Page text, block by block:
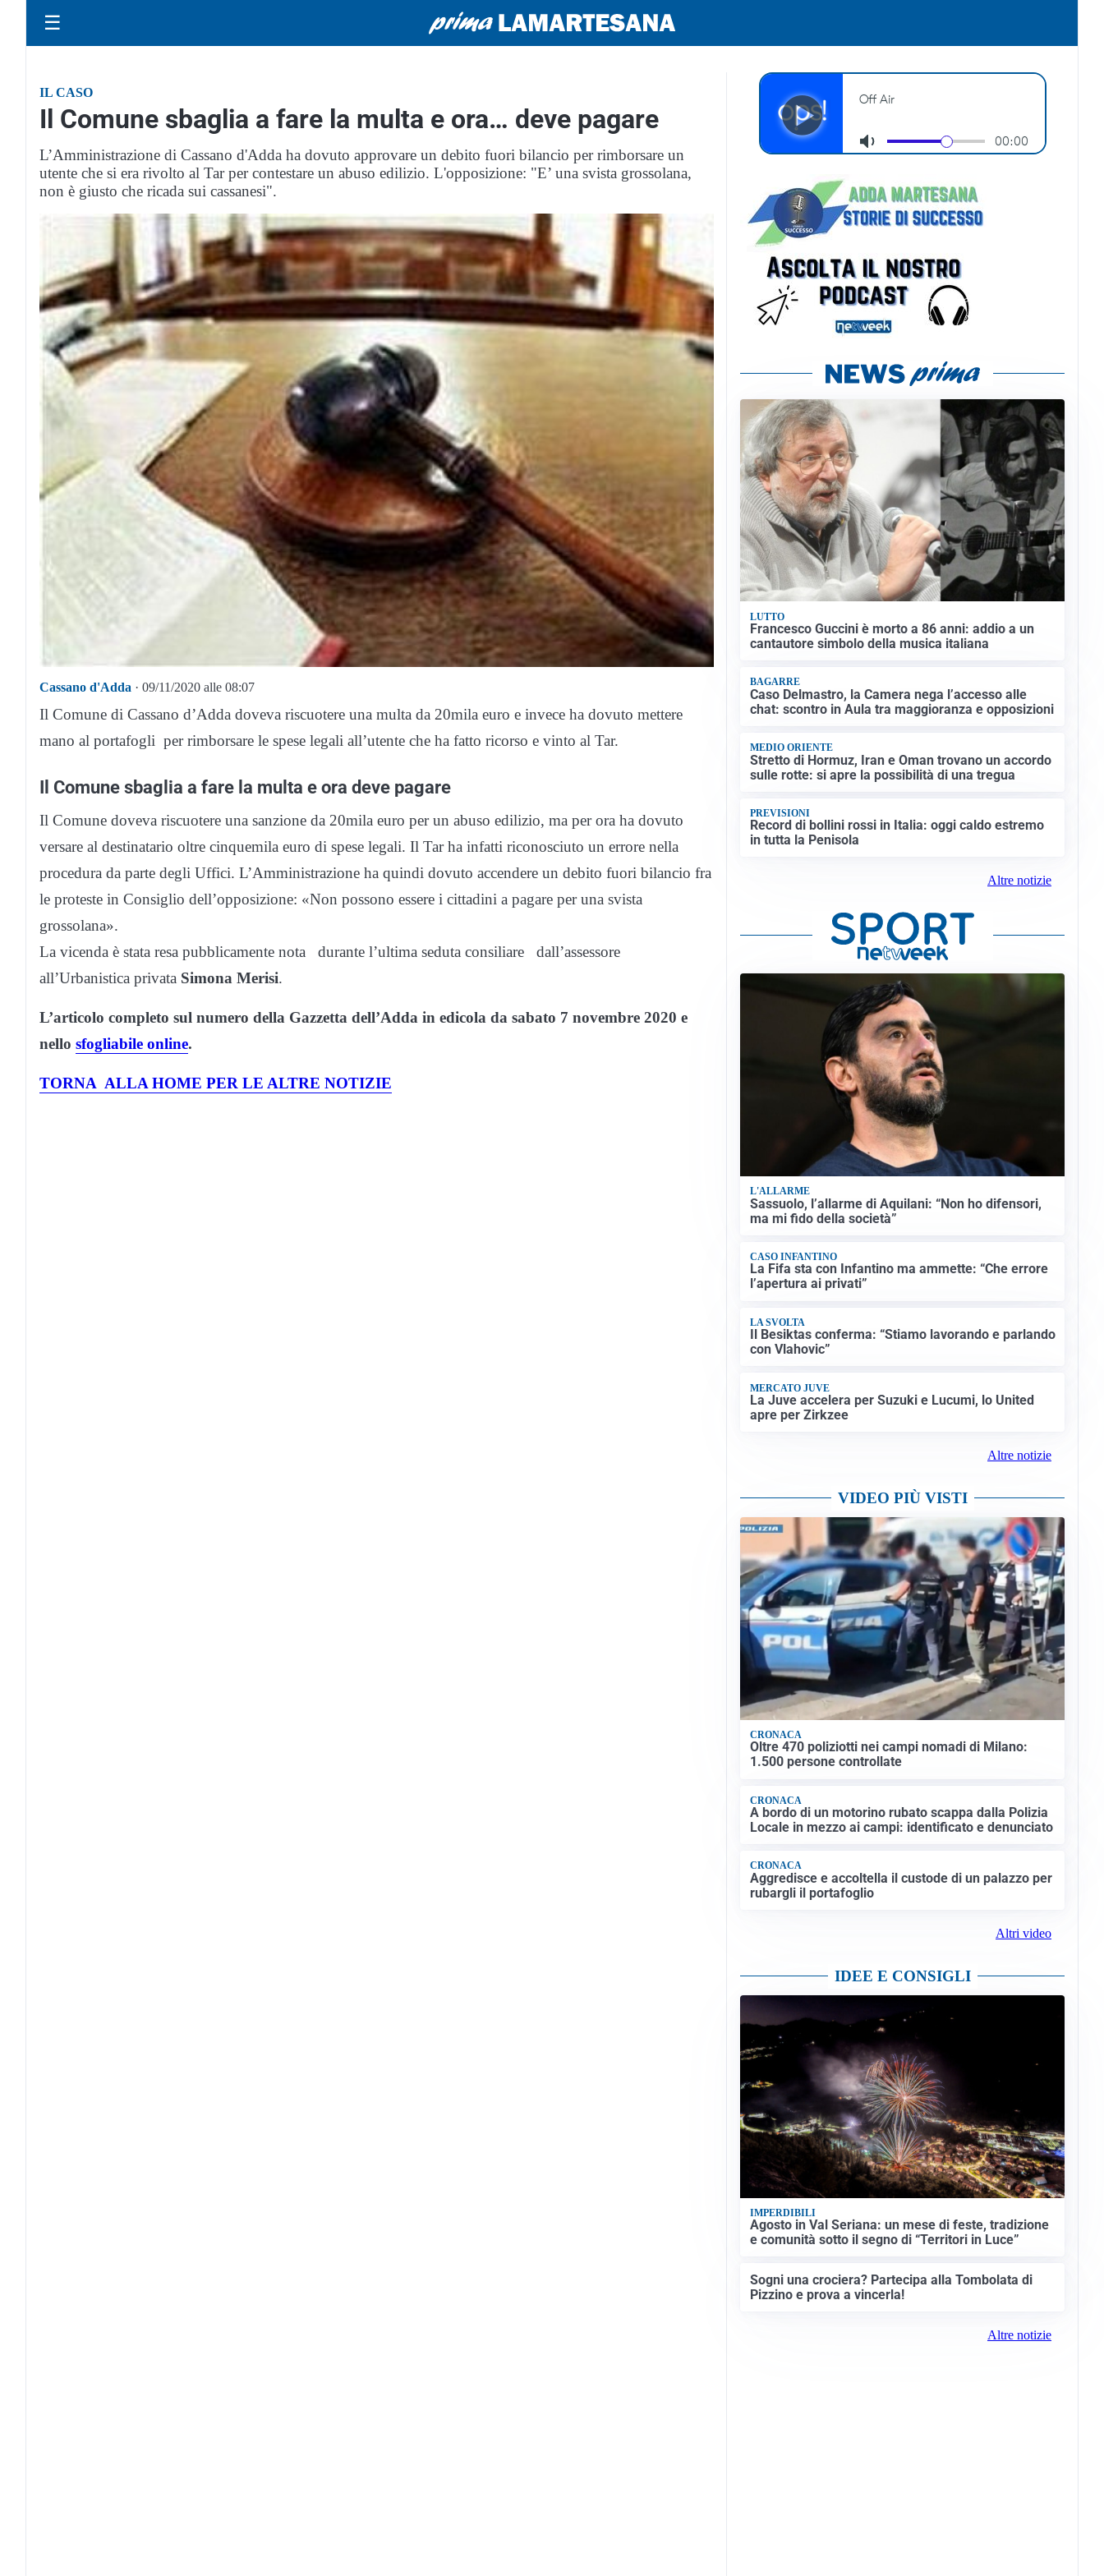
☰
IL CASO
Il Comune sbaglia a fare la multa e ora… deve pagare
L’Amministrazione di Cassano d'Adda ha dovuto approvare un debito fuori bilancio per rimborsare un
utente che si era rivolto al Tar per contestare un abuso edilizio. L'opposizione: "E’ una svista grossolana,
non è giusto che ricada sui cassanesi".
Cassano d'Adda · 09/11/2020 alle 08:07
Il Comune di Cassano d’Adda doveva riscuotere una multa da 20mila euro e invece ha dovuto mettere
mano al portafogli per rimborsare le spese legali all’utente che ha fatto ricorso e vinto al Tar.
Il Comune sbaglia a fare la multa e ora deve pagare
Il Comune doveva riscuotere una sanzione da 20mila euro per un abuso edilizio, ma per ora ha dovuto
versare al destinatario oltre cinquemila euro di spese legali. Il Tar ha infatti riconosciuto un errore nella
procedura da parte degli Uffici. L’Amministrazione ha quindi dovuto accendere un debito fuori bilancio fra
le proteste in Consiglio dell’opposizione: «Non possono essere i cittadini a pagare per una svista
grossolana».
La vicenda è stata resa pubblicamente nota durante l’ultima seduta consiliare dall’assessore
all’Urbanistica privata Simona Merisi.
L’articolo completo sul numero della Gazzetta dell’Adda in edicola da sabato 7 novembre 2020 e
nello sfogliabile online.
TORNA ALLA HOME PER LE ALTRE NOTIZIE
LUTTO
Francesco Guccini è morto a 86 anni: addio a un
cantautore simbolo della musica italiana
BAGARRE
Caso Delmastro, la Camera nega l’accesso alle
chat: scontro in Aula tra maggioranza e opposizioni
MEDIO ORIENTE
Stretto di Hormuz, Iran e Oman trovano un accordo
sulle rotte: si apre la possibilità di una tregua
PREVISIONI
Record di bollini rossi in Italia: oggi caldo estremo
in tutta la Penisola
Altre notizie
L'ALLARME
Sassuolo, l’allarme di Aquilani: “Non ho difensori,
ma mi fido della società”
CASO INFANTINO
La Fifa sta con Infantino ma ammette: “Che errore
l’apertura ai privati”
LA SVOLTA
Il Besiktas conferma: “Stiamo lavorando e parlando
con Vlahovic”
MERCATO JUVE
La Juve accelera per Suzuki e Lucumi, lo United
apre per Zirkzee
Altre notizie
VIDEO PIÙ VISTI
CRONACA
Oltre 470 poliziotti nei campi nomadi di Milano:
1.500 persone controllate
CRONACA
A bordo di un motorino rubato scappa dalla Polizia
Locale in mezzo ai campi: identificato e denunciato
CRONACA
Aggredisce e accoltella il custode di un palazzo per
rubargli il portafoglio
Altri video
IDEE E CONSIGLI
IMPERDIBILI
Agosto in Val Seriana: un mese di feste, tradizione
e comunità sotto il segno di “Territori in Luce”
Sogni una crociera? Partecipa alla Tombolata di
Pizzino e prova a vincerla!
Altre notizie